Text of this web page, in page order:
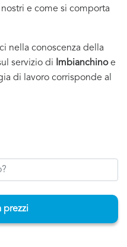
e come si comporta
nella conoscenza della
servizio di
Imbianchinoe
di lavoro corrisponde al
prezzi